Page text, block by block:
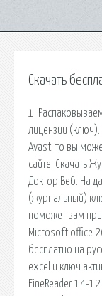
Скачать
1.
лицензии (ключ).
Avast, то вы
сайте. Скачать
Доктор Веб. На
(журнальный)
поможет вам при
Microsoft office
бесплатно на
excel и ключ
FineReader 14-